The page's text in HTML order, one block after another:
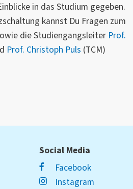
in das Studium gegeben.
kannst Du Fragen zum
die Studiengangsleiter Prof.
Prof. Christoph Puls (TCM)
Social Media
Facebook
Instagram